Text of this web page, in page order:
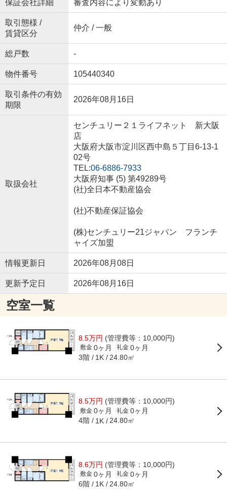
保証会社詳細 審査内容により変動あり
取引態様 /
賃貸区分
仲介 / 一般
総戸数 -
物件番号 105440340
取引条件の有効
期限
2026年08月16日
取扱会社
センチュリー２１ライフネット 新大阪
店
大阪府大阪市淀川区西中島５丁目6-13-1
02号
TEL:06-6886-7933
大阪府知事 (5) 第49289号
(社)全日本不動産協会
(社)不動産保証協会
(株)センチュリー21ジャパン フランチ
ャイズ加盟
情報更新日 2026年08月08日
更新予定日 2026年08月16日
空室一覧
8.5万円 (管理費等：10,000円)
敷金 0ヶ月 礼金 0ヶ月
3階 1K 24.80㎡
8.5万円 (管理費等：10,000円)
敷金 0ヶ月 礼金 0ヶ月
4階 1K 24.80㎡
8.6万円 (管理費等：10,000円)
敷金 0ヶ月 礼金 0ヶ月
6階 1K 24.80㎡